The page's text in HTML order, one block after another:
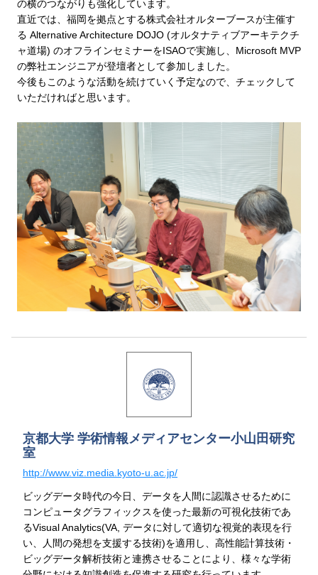
の横のつながりも強化しています。
直近では、福岡を拠点とする株式会社オルターブースが主催す
る Alternative Architecture DOJO (オルタナティブアーキテクチ
ャ道場) のオフラインセミナーをISAOで実施し、Microsoft MVP
の弊社エンジニアが登壇者として参加しました。
今後もこのような活動を続けていく予定なので、チェックして
いただければと思います。
京都大学 学術情報メディアセンター小山田研究
室
http://www.viz.media.kyoto-u.ac.jp/
ビッグデータ時代の今日、データを人間に認識させるために
コンピュータグラフィックスを使った最新の可視化技術であ
るVisual Analytics(VA, データに対して適切な視覚的表現を行
い、人間の発想を支援する技術)を適用し、高性能計算技術・
ビッグデータ解析技術と連携させることにより、様々な学術